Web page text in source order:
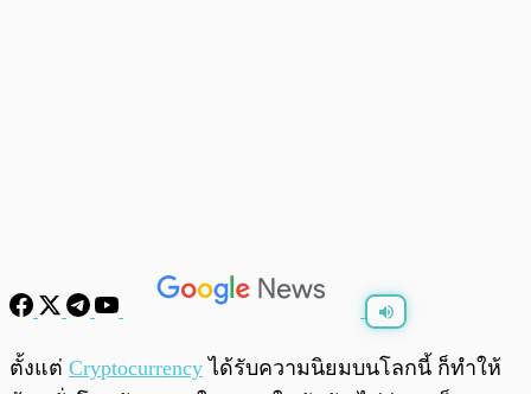
0:00/ 0:00
ตั้งแต่ Cryptocurrency ได้รับความนิยมบนโลกนี้ ก็ทำให้